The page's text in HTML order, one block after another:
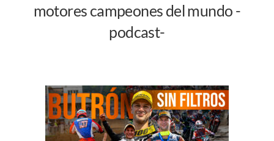
motores campeones del mundo -
podcast-